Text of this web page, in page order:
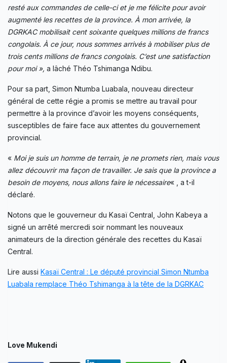
resté aux commandes de celle-ci et je me félicite pour avoir
augmenté les recettes de la province. À mon arrivée, la
DGRKAC mobilisait cent soixante quelques millions de francs
congolais. À ce jour, nous sommes arrivés à mobiliser plus de
trois cents millions de francs congolais. C’est une satisfaction
pour moi », a lâché Théo Tshimanga Ndibu.
Pour sa part, Simon Ntumba Luabala, nouveau directeur
général de cette régie a promis se mettre au travail pour
permettre à la province d’avoir les moyens conséquents,
susceptibles de faire face aux attentes du gouvernement
provincial.
« Moi je suis un homme de terrain, je ne promets rien, mais vous
allez découvrir ma façon de travailler. Je sais que la province a
besoin de moyens, nous allons faire le nécessaire« , a t-il
déclaré.
Notons que le gouverneur du Kasaï Central, John Kabeya a
signé un arrêté mercredi soir nommant les nouveaux
animateurs de la direction générale des recettes du Kasaï
Central.
Lire aussi Kasaï Central : Le député provincial Simon Ntumba
Luabala remplace Théo Tshimanga à la tête de la DGRKAC
Love Mukendi